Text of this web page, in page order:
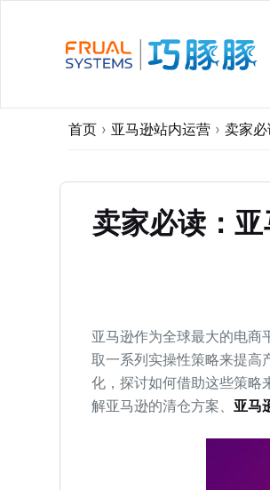
首页 › 亚马逊站内运营 › 卖家
卖家必读：
亚马逊作为全球最大的电商
取一系列实操性策略来提高
化，探讨如何借助这些策略
解亚马逊的清仓方案、 亚马